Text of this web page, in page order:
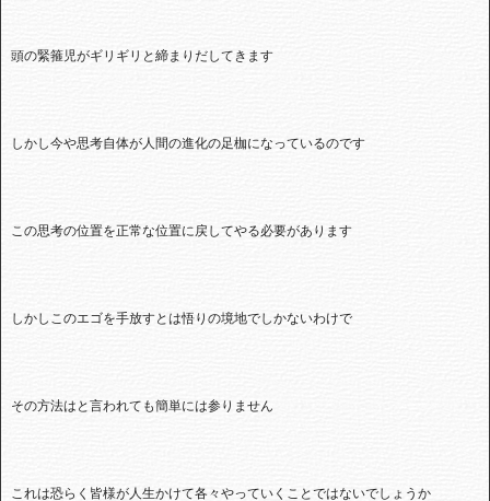
頭の緊箍児がギリギリと締まりだしてきます
しかし今や思考自体が人間の進化の足枷になっているのです
この思考の位置を正常な位置に戻してやる必要があります
しかしこのエゴを手放すとは悟りの境地でしかないわけで
その方法はと言われても簡単には参りません
これは恐らく皆様が人生かけて各々やっていくことではないでしょうか